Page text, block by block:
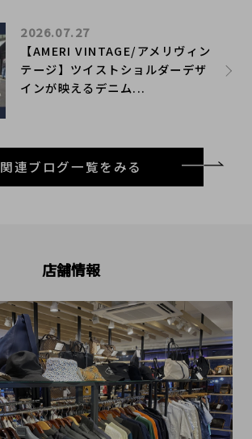
【AMERI VINTAGE/アメリヴィン
テージ】ツイストショルダーデザ
インが映えるデニム...
2026.07.27
関連ブログ一覧をみる
店舗情報